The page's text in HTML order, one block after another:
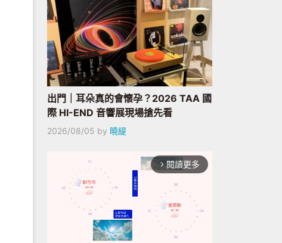
出門｜耳朵真的會懷孕？2026 TAA 國
際 HI-END 音響展現場搶先看
2026/08/05 by 曉緹
arrow_forward_ios 閱讀更多